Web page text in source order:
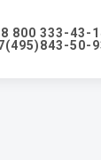
8 800 333-43-
50-